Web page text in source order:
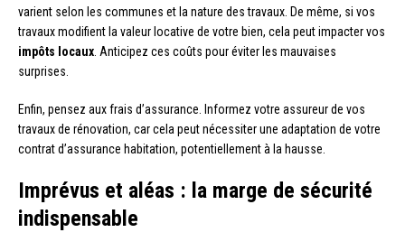
varient selon les communes et la nature des travaux. De même, si vos
travaux modifient la valeur locative de votre bien, cela peut impacter vos
impôts locaux . Anticipez ces coûts pour éviter les mauvaises
surprises.
Enfin, pensez aux frais d’assurance. Informez votre assureur de vos
travaux de rénovation, car cela peut nécessiter une adaptation de votre
contrat d’assurance habitation, potentiellement à la hausse.
Imprévus et aléas : la marge de sécurité
indispensable